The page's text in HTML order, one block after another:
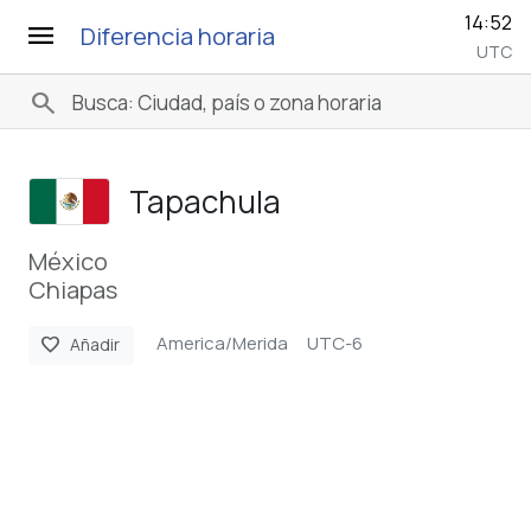
menu Diferencia horaria 14:52
UTC
search
Tapachula
México
Chiapas
favorite Añadir America/Merida UTC-6